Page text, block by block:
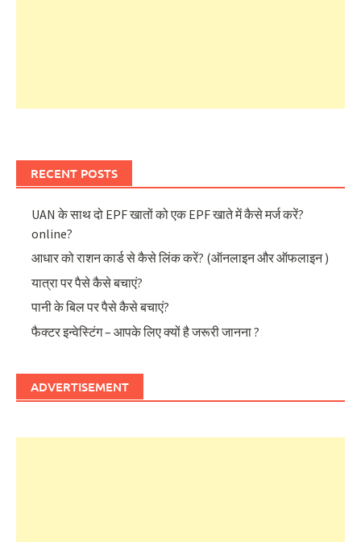
RECENT POSTS
UAN के साथ दो EPF खातों को एक EPF खाते में कैसे मर्ज करें?
online?
आधार को राशन कार्ड से कैसे लिंक करें? (ऑनलाइन और ऑफलाइन )
यात्रा पर पैसे कैसे बचाएं?
पानी के बिल पर पैसे कैसे बचाएं?
फैक्टर इन्वेस्टिंग – आपके लिए क्यों है जरूरी जानना ?
ADVERTISEMENT